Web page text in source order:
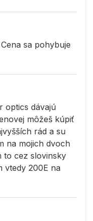
sa pohybuje
optics dávajú
môžeš kúpiť
rád a su
na mojich dvoch
to cez slovinsky
vtedy 200E na